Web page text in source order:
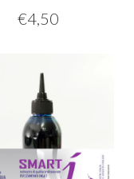
€4,50